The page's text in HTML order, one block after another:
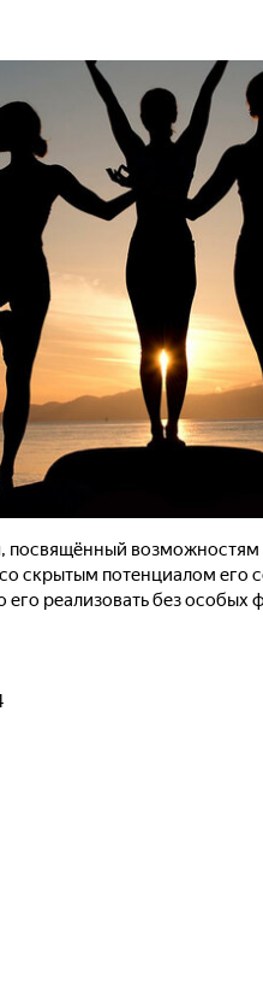
посвящённый
скрытым потенциалом его
его реализовать без